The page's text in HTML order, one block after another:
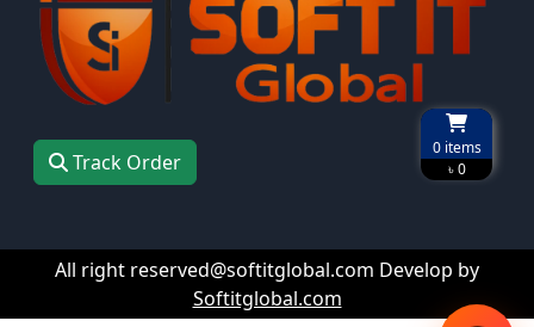
0items
৳ 0
Track Order
All right reserved@softitglobal.com Develop by
Softitglobal.com